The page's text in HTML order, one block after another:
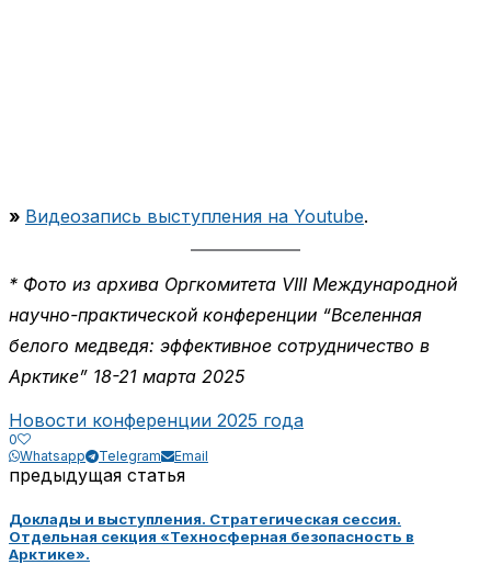
» Видеозапись выступления на Youtube.
* Фото из архива Оргкомитета VIII Международной
научно-практической конференции “Вселенная
белого медведя: эффективное сотрудничество в
Арктике” 18-21 марта 2025
Новости конференции 2025 года
0
Whatsapp
Telegram Email
предыдущая статья
Доклады и выступления. Стратегическая сессия.
Отдельная секция «Техносферная безопасность в
Арктике».